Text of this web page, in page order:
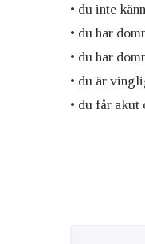
• du inte
• du har
• du har
• du är
• du får akut